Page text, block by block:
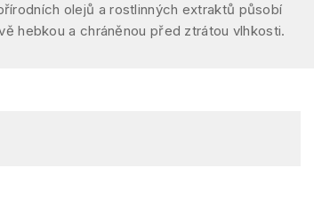
olejů a rostlinných extraktů působí
hebkou a chráněnou před ztrátou vlhkosti.